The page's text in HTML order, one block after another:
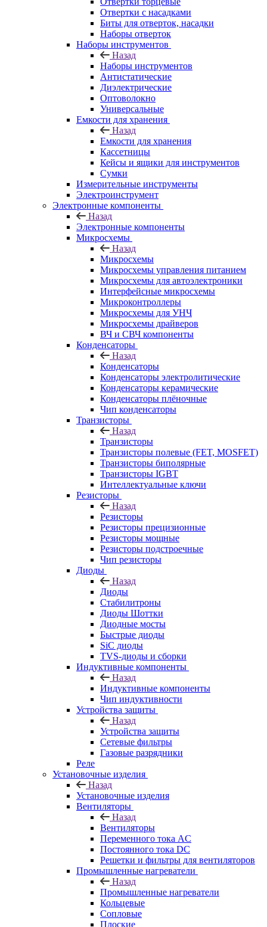
Отвертки с насадками
Биты для отверток, насадки
Наборы отверток
Наборы инструментов
Назад
Наборы инструментов
Антистатические
Диэлектрические
Оптоволокно
Универсальные
Емкости для хранения
Назад
Емкости для хранения
Кассетницы
Кейсы и ящики для инструментов
Сумки
Измерительные инструменты
Электроинструмент
Электронные компоненты
Назад
Электронные компоненты
Микросхемы
Назад
Микросхемы
Микросхемы управления питанием
Микросхемы для автоэлектроники
Интерфейсные микросхемы
Микроконтроллеры
Микросхемы для УНЧ
Микросхемы драйверов
ВЧ и СВЧ компоненты
Конденсаторы
Назад
Конденсаторы
Конденсаторы электролитические
Конденсаторы керамические
Конденсаторы плёночные
Чип конденсаторы
Транзисторы
Назад
Транзисторы
Транзисторы полевые (FET, MOSFET)
Транзисторы биполярные
Транзисторы IGBT
Интеллектуальные ключи
Резисторы
Назад
Резисторы
Резисторы прецизионные
Резисторы мощные
Резисторы подстроечные
Чип резисторы
Диоды
Назад
Диоды
Стабилитроны
Диоды Шоттки
Диодные мосты
Быстрые диоды
SiC диоды
TVS-диоды и сборки
Индуктивные компоненты
Назад
Индуктивные компоненты
Чип индуктивности
Устройства защиты
Назад
Устройства защиты
Сетевые фильтры
Газовые разрядники
Реле
Установочные изделия
Назад
Установочные изделия
Вентиляторы
Назад
Вентиляторы
Переменного тока AC
Постоянного тока DC
Решетки и фильтры для вентиляторов
Промышленные нагреватели
Назад
Промышленные нагреватели
Кольцевые
Сопловые
Плоские